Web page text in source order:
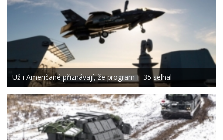
Už i Američané přiznávají, že program F-35 selhal